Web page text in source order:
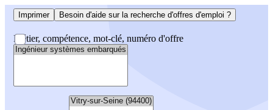
Imprimer Besoin d'aide sur la recherche d'offres d'emploi ?
Métier, compétence, mot-clé, numéro d'offre